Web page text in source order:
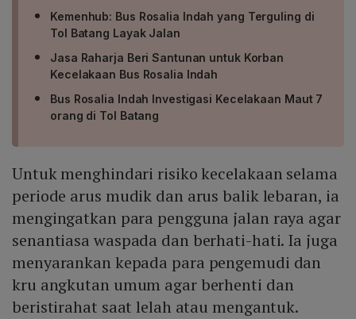
Kemenhub: Bus Rosalia Indah yang Terguling di
Tol Batang Layak Jalan
Jasa Raharja Beri Santunan untuk Korban
Kecelakaan Bus Rosalia Indah
Bus Rosalia Indah Investigasi Kecelakaan Maut 7
orang di Tol Batang
Untuk menghindari risiko kecelakaan selama
periode arus mudik dan arus balik lebaran, ia
mengingatkan para pengguna jalan raya agar
senantiasa waspada dan berhati-hati. Ia juga
menyarankan kepada para pengemudi dan
kru angkutan umum agar berhenti dan
beristirahat saat lelah atau mengantuk.